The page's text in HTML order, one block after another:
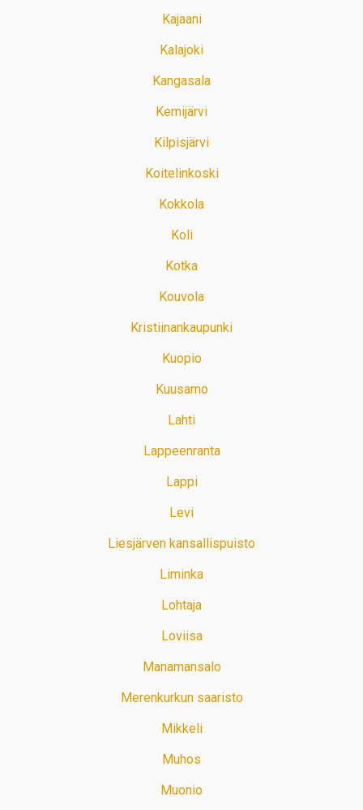
Kajaani
Kalajoki
Kangasala
Kemijärvi
Kilpisjärvi
Koitelinkoski
Kokkola
Koli
Kotka
Kouvola
Kristiinankaupunki
Kuopio
Kuusamo
Lahti
Lappeenranta
Lappi
Levi
Liesjärven kansallispuisto
Liminka
Lohtaja
Loviisa
Manamansalo
Merenkurkun saaristo
Mikkeli
Muhos
Muonio